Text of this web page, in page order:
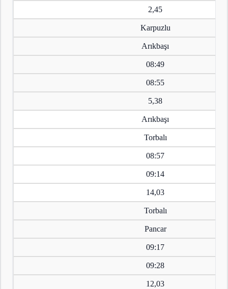
2,45
Karpuzlu
Arıkbaşı
08:49
08:55
5,38
Arıkbaşı
Torbalı
08:57
09:14
14,03
Torbalı
Pancar
09:17
09:28
12,03